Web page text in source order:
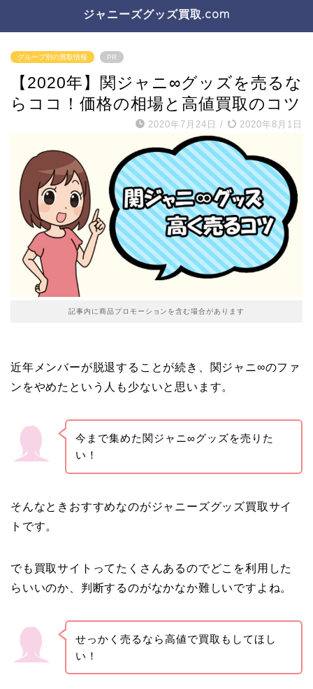
ジャニーズグッズ買取.com
グループ別の買取情報 PR
【2020年】関ジャニ∞グッズを売るな
らココ！価格の相場と高値買取のコツ
2020年7月24日 / 2020年8月1日
記事内に商品プロモーションを含む場合があります
近年メンバーが脱退することが続き、関ジャニ∞のファ
ンをやめたという人も少ないと思います。
今まで集めた関ジャニ∞グッズを売りた
い！
そんなときおすすめなのがジャニーズグッズ買取サイ
トです。
でも買取サイトってたくさんあるのでどこを利用した
らいいのか、判断するのがなかなか難しいですよね。
せっかく売るなら高値で買取もしてほし
い！